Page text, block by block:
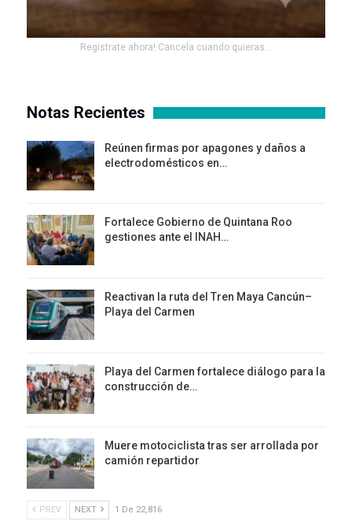
Registrate ahora! Cancela cuando quieras...
Notas Recientes
Reúnen firmas por apagones y daños a
electrodomésticos en…
Fortalece Gobierno de Quintana Roo
gestiones ante el INAH…
Reactivan la ruta del Tren Maya Cancún–
Playa del Carmen
Playa del Carmen fortalece diálogo para la
construcción de…
Muere motociclista tras ser arrollada por
camión repartidor
PREV NEXT 1 De 22,816